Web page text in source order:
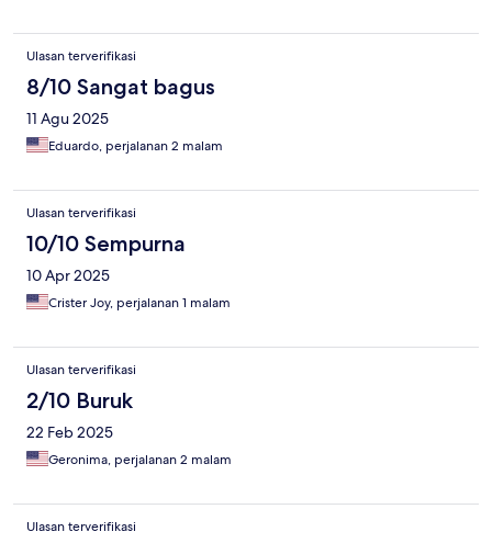
Ulasan terverifikasi
8/10 Sangat bagus
11 Agu 2025
Eduardo, perjalanan 2 malam
Ulasan terverifikasi
10/10 Sempurna
10 Apr 2025
Crister Joy, perjalanan 1 malam
Ulasan terverifikasi
2/10 Buruk
22 Feb 2025
Geronima, perjalanan 2 malam
Ulasan terverifikasi